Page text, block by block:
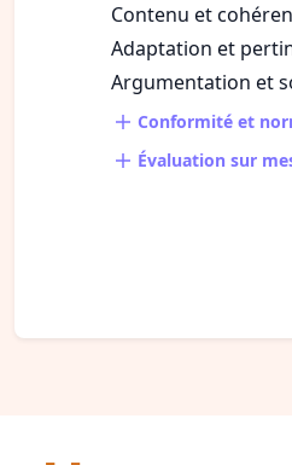
Contenu et
Adaptation et
Argumentation et
Conformité et
Évaluation sur